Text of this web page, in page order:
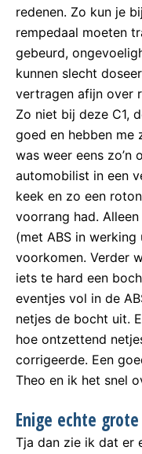
redenen. Zo kun je
rempedaal moeten
gebeurd,
kunnen slecht
vertragen afijn over
Zo niet bij deze C1,
goed en hebben me
was weer eens
automobilist in een
keek en zo een
voorrang had.
(met ABS in
voorkomen. Verder
iets te hard een
eventjes vol in de
netjes de bocht uit.
hoe ontzettend
corrigeerde. Een
Theo en ik het snel
Enige echte
Tja dan zie ik dat er